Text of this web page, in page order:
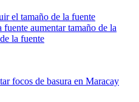
el tamaño de la fuente
aumentar tamaño de la